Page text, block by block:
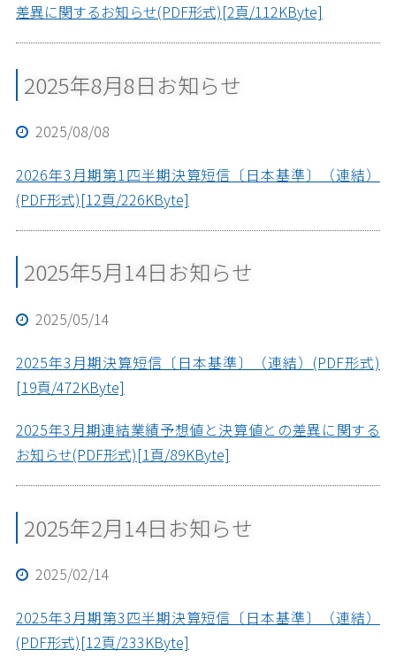
差異に関するお知らせ(PDF形式)[2頁/112KByte]
2025年8月8日お知らせ
2025/08/08
2026年3月期第1四半期決算短信〔日本基準〕（連結）
(PDF形式)[12頁/226KByte]
2025年5月14日お知らせ
2025/05/14
2025年3月期決算短信〔日本基準〕（連結）(PDF形式)
[19頁/472KByte]
2025年3月期連結業績予想値と決算値との差異に関する
お知らせ(PDF形式)[1頁/89KByte]
2025年2月14日お知らせ
2025/02/14
2025年3月期第3四半期決算短信〔日本基準〕（連結）
(PDF形式)[12頁/233KByte]